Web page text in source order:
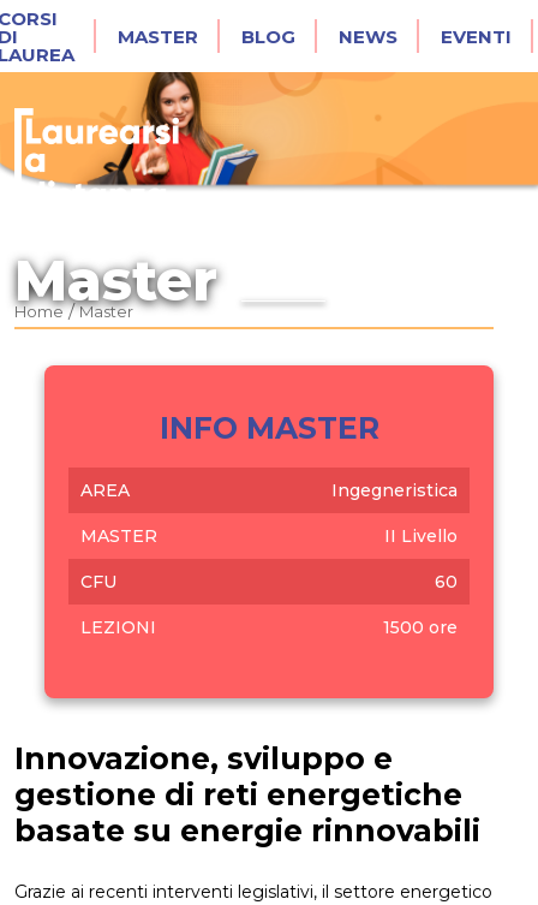
MASTER BLOG NEWS EVENTI
Master
Home/Master
INFO MASTER
AREA Ingegneristica
MASTER II Livello
CFU 60
LEZIONI 1500 ore
Innovazione, sviluppo e
gestione di reti energetiche
basate su energie rinnovabili
Grazie ai recenti interventi legislativi, il settore energetico